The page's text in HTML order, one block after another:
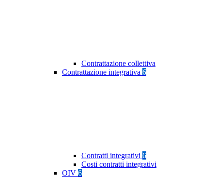
Contrattazione collettiva
Contrattazione integrativa 6
Contratti integrativi 6
Costi contratti integrativi
OIV 6